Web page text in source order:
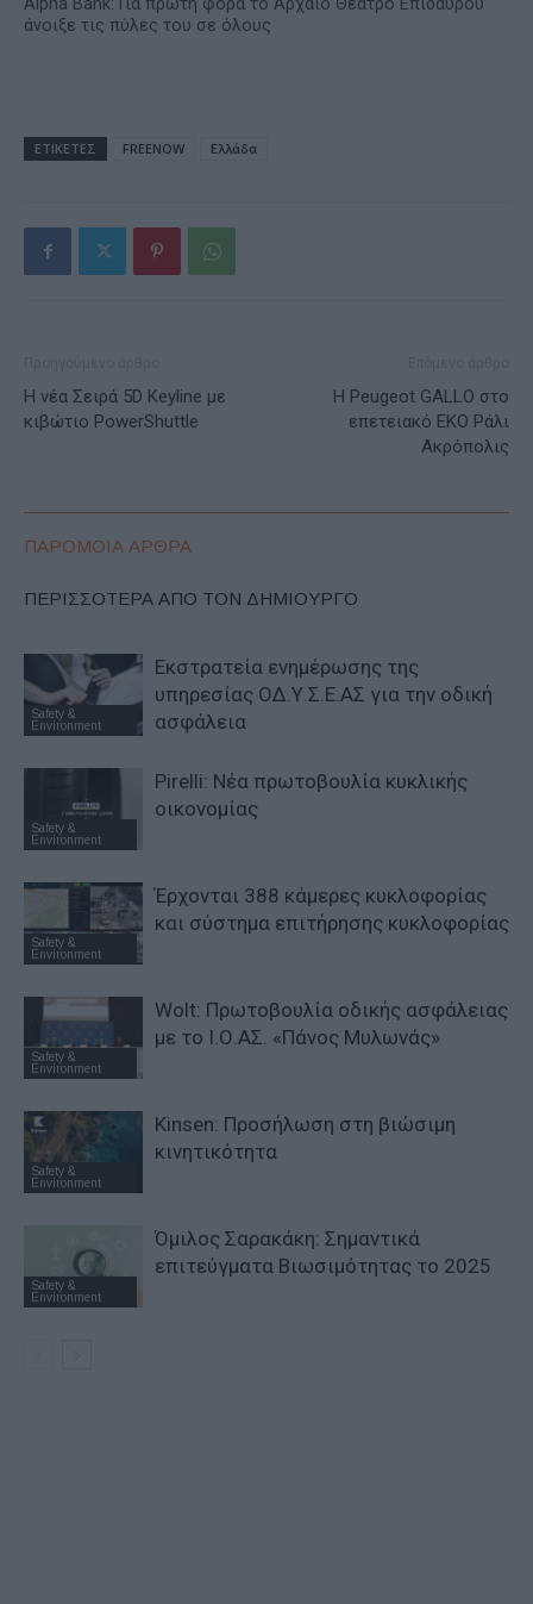
Alpha Bank: Για πρώτη φορά το Αρχαίο Θέατρο Επιδαύρου
άνοιξε τις πύλες του σε όλους
ΕΤΙΚΕΤΕΣ FREENOW Ελλάδα
Η νέα Σειρά 5D Keyline με
κιβώτιο PowerShuttle
Η Peugeot GALLO στο
επετειακό ΕΚΟ Ράλι
Ακρόπολις
ΠΑΡΟΜΟΙΑ ΑΡΘΡΑ
ΠΕΡΙΣΣΟΤΕΡΑ ΑΠΟ ΤΟΝ ΔΗΜΙΟΥΡΓΟ
Safety &
Environment
Εκστρατεία ενημέρωσης της
υπηρεσίας ΟΔ.Υ.Σ.Ε.ΑΣ για την οδική
ασφάλεια
Safety &
Environment
Pirelli: Νέα πρωτοβουλία κυκλικής
οικονομίας
Safety &
Environment
Έρχονται 388 κάμερες κυκλοφορίας
και σύστημα επιτήρησης κυκλοφορίας
Safety &
Environment
Wolt: Πρωτοβουλία οδικής ασφάλειας
με το Ι.Ο.ΑΣ. «Πάνος Μυλωνάς»
Safety &
Environment
Kinsen: Προσήλωση στη βιώσιμη
κινητικότητα
Safety &
Environment
Όμιλος Σαρακάκη: Σημαντικά
επιτεύγματα Βιωσιμότητας το 2025